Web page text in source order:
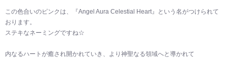
この色合いのピンクは、『Angel Aura Celestial Heart』という名がつけられて
おります。
ステキなネーミングですね☆
内なるハートが癒され開かれていき、より神聖なる領域へと導かれて